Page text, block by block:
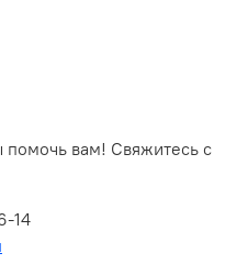
помочь вам! Свяжитесь с
14